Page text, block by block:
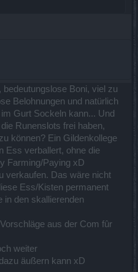
Boni, viel zu
Belohnungen und natürlich
Gurt Sockeln kann... Und
Runenslots frei haben,
können? Ein Gildenkollege
Ess verballert, ohne die
Farming/Paying xD
verkaufen. Das wäre nicht
Ess/Kisten permanent
in den skallierenden
aus der Com fûr
weiter
äußern kann xD